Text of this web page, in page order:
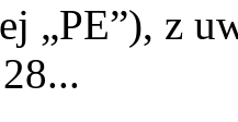
„PE”), z